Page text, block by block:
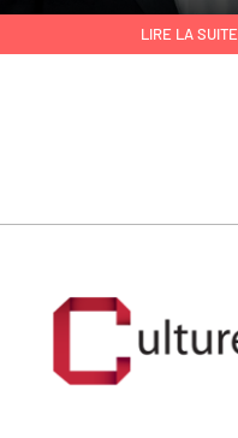
LIRE LA SUITE